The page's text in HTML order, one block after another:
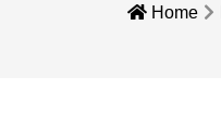
Home